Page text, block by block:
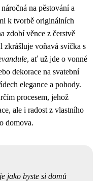
na pěstování a
k tvorbě originálních
zdobí věnce z čerstvě
zkrášluje voňavá svíčka s
, ať už jde o vonné
dekorace na svatební
elegance a pohody.
procesem, jehož
ale i radost z vlastního
domova.
jako byste si domů